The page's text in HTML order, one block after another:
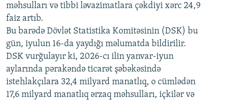
Auto 240p 360p 480p
720p 1080p
480p
720p
1080p
məhsulları və tibbi ləvazimatlara çəkdiyi xərc 24,9
faiz artıb.
Bu barədə Dövlət Statistika Komitəsinin (DSK) bu
gün, iyulun 16-da yaydığı məlumatda bildirilir.
DSK vurğulayır ki, 2026-cı ilin yanvar-iyun
aylarında pərakəndə ticarət şəbəkəsində
istehlakçılara 32,4 milyard manatlıq, o cümlədən
17,6 milyard manatlıq ərzaq məhsulları, içkilər və